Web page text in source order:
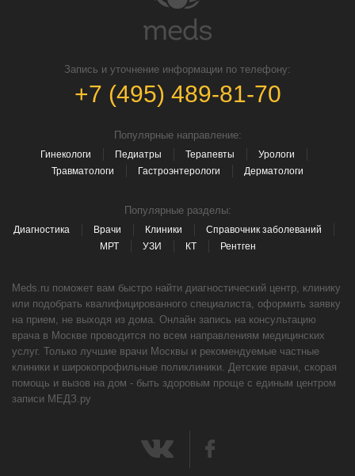
Запись и уточнение информации по телефону:
+7 (495) 489-81-70
Популярные направление:
Гинекологи Педиатры Терапевты
Урологи
Травматологи
Гастроэнтерологи Дерматологи
Популярные разделы:
Диагностика Врачи Клиники
Справочник заболеваний
МРТ
УЗИ КТ Рентген
Meds.ru поможет вам быстро найти диагностический центр, клинику
или подобрать квалифицированного специалиста, оформить заявку
на прием, не выходя из дома. Онлайн запись на консультацию
врача в Москве проводится по всем направлениям медицинских
услуг. Только лучшие врачи Москвы и рекомендуемые частные
клиники и широкопрофильные поликлиники. Детские врачи, скорая
помощь и вызов на дом - быть здоровым проще с единым центром
записи МЕДЗ.ру